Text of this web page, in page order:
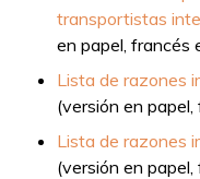
transportistas
en papel, francés
Lista de razones
(versión en papel,
Lista de razones
(versión en papel,